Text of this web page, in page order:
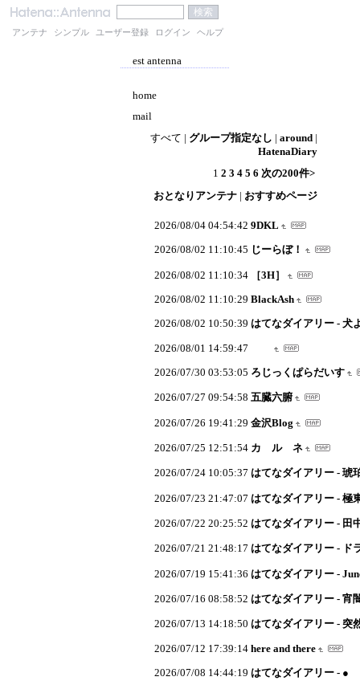
アンテナ シンプル ユーザー登録 ログイン ヘルプ
est antenna
home
mail
すべて | グループ指定なし | around |
HatenaDiary
1 2 3 4 5 6 次の200件>
おとなりアンテナ | おすすめページ
2026/08/04 04:54:42 9DKL
2026/08/02 11:10:45 じーらぼ！
2026/08/02 11:10:34 ［3H］
2026/08/02 11:10:29 BlackAsh
2026/08/02 10:50:39 はてなダイアリー - 犬
2026/08/01 14:59:47
2026/07/30 03:53:05 ろじっくぱらだいす
2026/07/27 09:54:58 五臓六腑
2026/07/26 19:41:29 金沢Blog
2026/07/25 12:51:54 カ ル ネ
2026/07/24 10:05:37 はてなダイアリー - 琥
2026/07/23 21:47:07 はてなダイアリー - 極
2026/07/22 20:25:52 はてなダイアリー - 田
2026/07/21 21:48:17 はてなダイアリー - ド
2026/07/19 15:41:36 はてなダイアリー -
2026/07/16 08:58:52 はてなダイアリー - 宵
2026/07/13 14:18:50 はてなダイアリー - 突
2026/07/12 17:39:14 here and there
2026/07/08 14:44:19 はてなダイアリー - ●